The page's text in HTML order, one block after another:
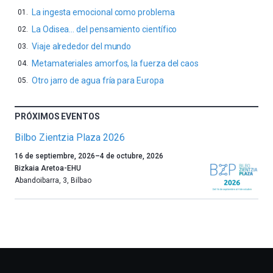
La ingesta emocional como problema
La Odisea… del pensamiento científico
Viaje alrededor del mundo
Metamateriales amorfos, la fuerza del caos
Otro jarro de agua fría para Europa
PRÓXIMOS EVENTOS
Bilbo Zientzia Plaza 2026
Un
año
más,
16 de septiembre, 2026–4 de octubre, 2026
Bizkaia Aretoa-EHU
Abandoibarra, 3, Bilbao